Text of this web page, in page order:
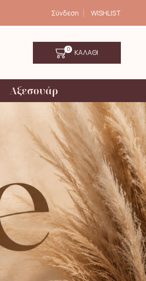
Σύνδεση WISHLIST
0 ΚΑΛΑΘΙ
Αξεσουάρ